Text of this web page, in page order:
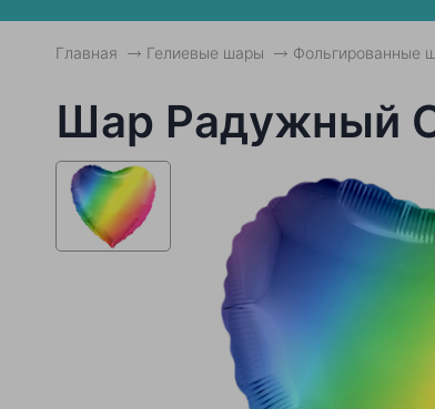
Главная Гелиевые шары Фольгированные
Шар Радужный